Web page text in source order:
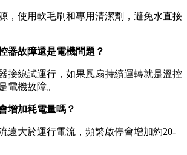
，使用軟毛刷和專用清潔劑，避免水直接
器故障還是電機問題？
接線試運行，如果風扇持續運轉就是溫控
電機故障。
增加耗電量嗎？
遠大於運行電流，頻繁啟停會增加約20-